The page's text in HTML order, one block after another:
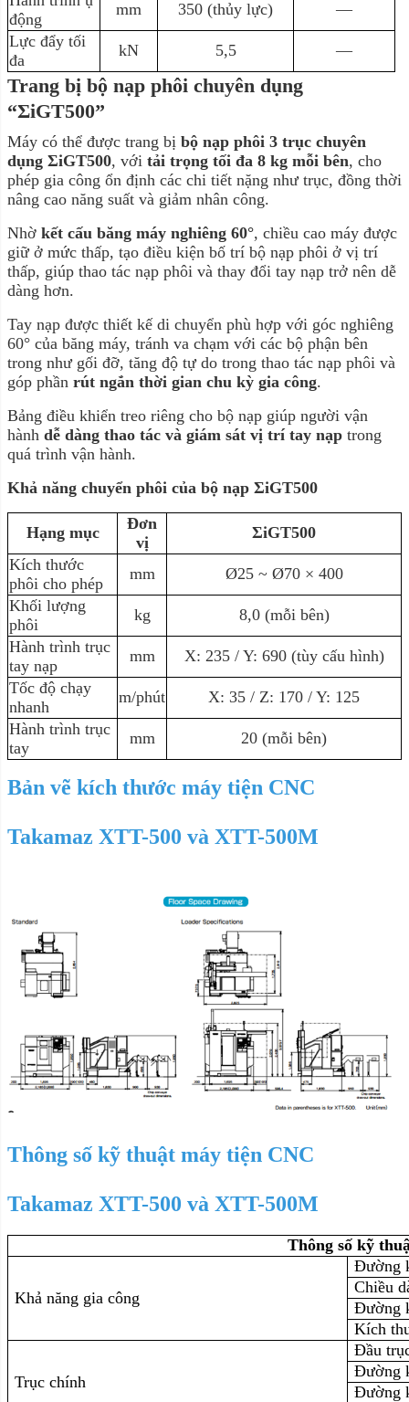
động
mm 350 (thủy lực)
—
Lực đẩy tối
đa
kN 5,5 —
Trang bị bộ nạp phôi chuyên dụng
“ΣiGT500”
Máy có thể được trang bị bộ nạp phôi 3 trục chuyên
dụng ΣiGT500, với tải trọng tối đa 8 kg mỗi bên, cho
phép gia công ổn định các chi tiết nặng như trục, đồng thời
nâng cao năng suất và giảm nhân công.
Nhờ kết cấu băng máy nghiêng 60°, chiều cao máy được
giữ ở mức thấp, tạo điều kiện bố trí bộ nạp phôi ở vị trí
thấp, giúp thao tác nạp phôi và thay đổi tay nạp trở nên dễ
dàng hơn.
Tay nạp được thiết kế di chuyển phù hợp với góc nghiêng
60° của băng máy, tránh va chạm với các bộ phận bên
trong như gối đỡ, tăng độ tự do trong thao tác nạp phôi và
góp phần rút ngắn thời gian chu kỳ gia công.
Bảng điều khiển treo riêng cho bộ nạp giúp người vận
hành dễ dàng thao tác và giám sát vị trí tay nạp trong
quá trình vận hành.
Khả năng chuyển phôi của bộ nạp ΣiGT500
Hạng mục
Đơn
vị
ΣiGT500
Kích thước
phôi cho phép
mm
Ø25 ~ Ø70 × 400
Khối lượng
phôi
kg
8,0 (mỗi bên)
Hành trình trục
tay nạp
mm
X: 235 / Y: 690 (tùy cấu hình)
Tốc độ chạy
nhanh
m/phút
X: 35 / Z: 170 / Y: 125
Hành trình trục
tay
mm 20 (mỗi bên)
Bản vẽ kích thước máy tiện CNC
Takamaz XTT-500 và XTT-500M
Thông số kỹ thuật máy tiện CNC
Takamaz XTT-500 và XTT-500M
Thông số kỹ
Khả năng gia công
Đường
Chiều
Đường
Kích
Trục chính
Đầu
Đường
Đường